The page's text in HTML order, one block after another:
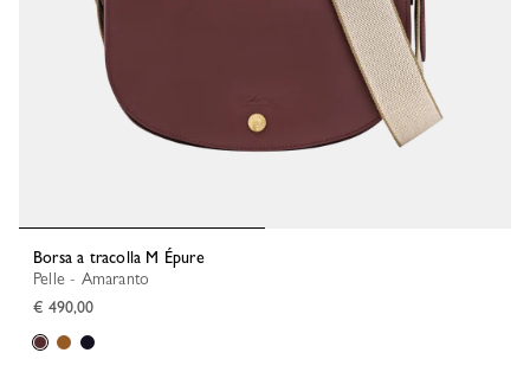
Borsa a tracolla M Épure
Pelle - Amaranto
€ 490,00